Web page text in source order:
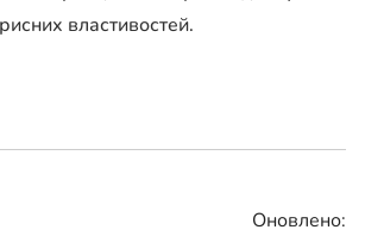
властивостей.
Оновлено: